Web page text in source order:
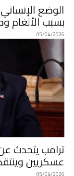
الوضع
بسبب الألغام
05/04/2026
ترامب يتحدث
عسكريين
05/04/2026